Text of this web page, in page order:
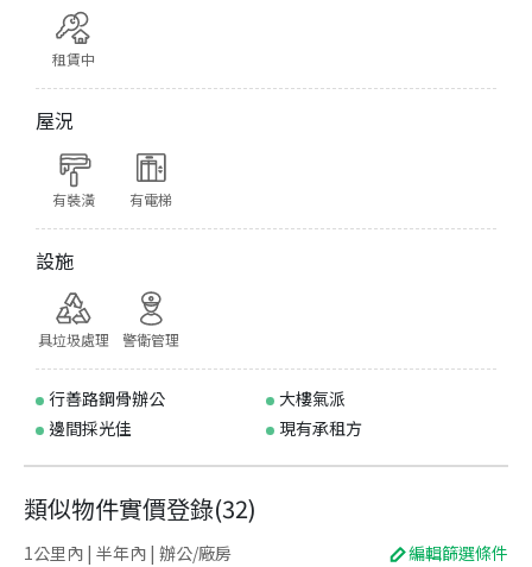
租賃中
屋況
有裝潢 有電梯
設施
具垃圾處理 警衛管理
行善路鋼骨辦公
大樓氣派
邊間採光佳
現有承租方
類似物件實價登錄(32)
1公里內 | 半年內 | 辦公/廠房 編輯篩選條件